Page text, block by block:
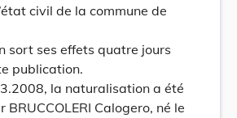
civil de la commune de
sort ses effets quatre jours
publication.
la naturalisation a été
BRUCCOLERI Calogero, né le